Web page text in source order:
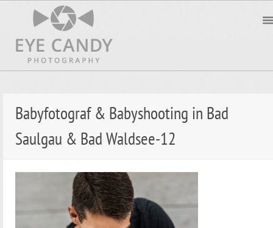
Babyfotograf & Babyshooting in Bad
Saulgau & Bad Waldsee-12